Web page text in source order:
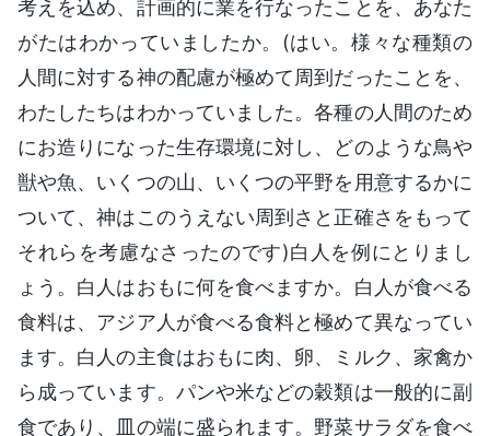
考えを込め、計画的に業を行なったことを、あなた
がたはわかっていましたか。(はい。様々な種類の
人間に対する神の配慮が極めて周到だったことを、
わたしたちはわかっていました。各種の人間のため
にお造りになった生存環境に対し、どのような鳥や
獣や魚、いくつの山、いくつの平野を用意するかに
ついて、神はこのうえない周到さと正確さをもって
それらを考慮なさったのです)白人を例にとりまし
ょう。白人はおもに何を食べますか。白人が食べる
食料は、アジア人が食べる食料と極めて異なってい
ます。白人の主食はおもに肉、卵、ミルク、家禽か
ら成っています。パンや米などの穀類は一般的に副
食であり、皿の端に盛られます。野菜サラダを食べ